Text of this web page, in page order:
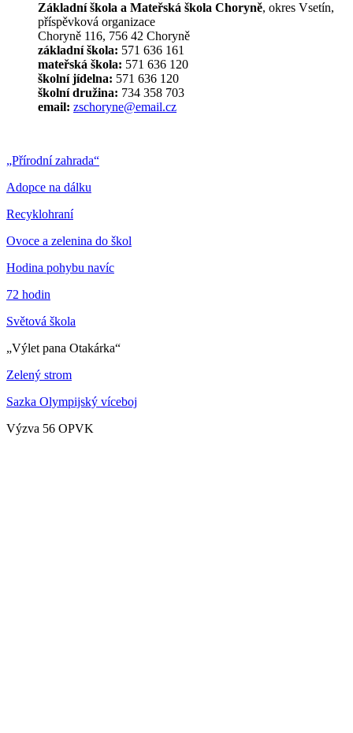
Základní škola a Mateřská škola Choryně, okres Vsetín,
příspěvková organizace
Choryně 116, 756 42 Choryně
základní škola: 571 636 161
mateřská škola: 571 636 120
školní jídelna: 571 636 120
školní družina: 734 358 703
email: zschoryne@email.cz
„Přírodní zahrada“
Adopce na dálku
Recyklohraní
Ovoce a zelenina do škol
Hodina pohybu navíc
72 hodin
Světová škola
„Výlet pana Otakárka“
Zelený strom
Sazka Olympijský víceboj
Výzva 56 OPVK